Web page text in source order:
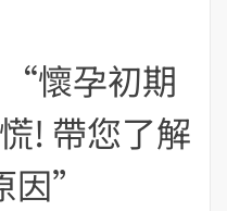
“懷孕初期
! 帶您了解
因”